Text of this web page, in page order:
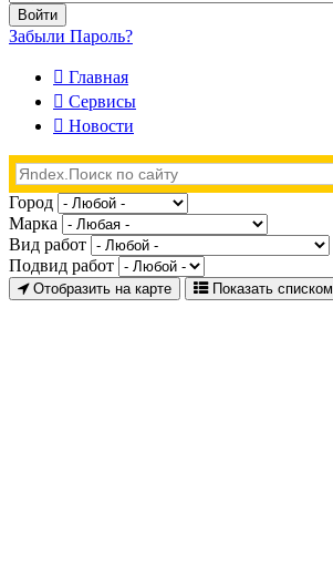
Забыли Пароль?
Главная
Сервисы
Новости
Город
Марка
Вид работ
Подвид работ
Отобразить на карте Показать списком